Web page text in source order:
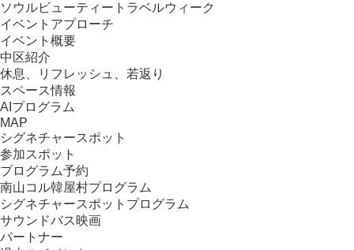
ソウルビューティートラベルウィーク
イベントアプローチ
イベント概要
中区紹介
休息、リフレッシュ、若返り
スペース情報
AIプログラム
MAP
シグネチャースポット
参加スポット
プログラム予約
南山コル韓屋村プログラム
シグネチャースポットプログラム
サウンドバス映画
パートナー